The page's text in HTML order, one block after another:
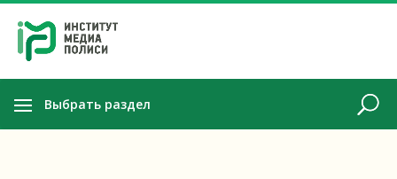
Выбрать раздел